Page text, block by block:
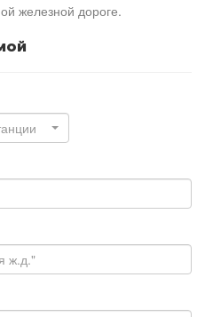
железной дороге.